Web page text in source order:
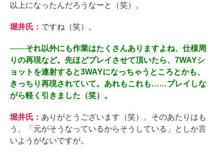
以上になったんだろうなーと（笑）。
堀井氏： ですね（笑）。
――それ以外にも作業はたくさんありますよね、仕様周
りの再現など。先ほどプレイさせて頂いたら、7WAYシ
ョットを連射すると3WAYになっちゃうところとかも、
きっちり再現されていて。あれもこれも……プレイしな
がら軽く引きました（笑）。
堀井氏： ありがとうございます（笑）。そのあたりはも
う、「元がそうなっているからそうしている」としか言
いようがないですが。